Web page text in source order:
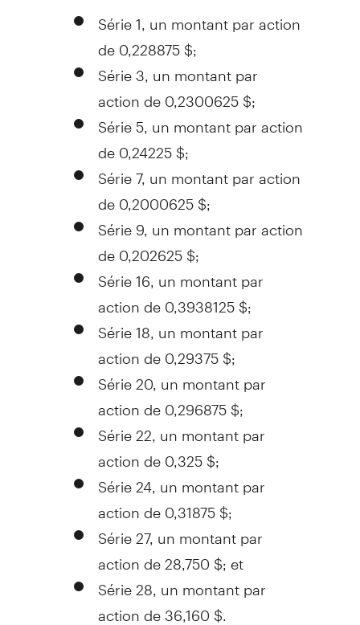
Série 1, un montant par action
de 0,228875 $;
Série 3, un montant par
action de 0,2300625 $;
Série 5, un montant par action
de 0,24225 $;
Série 7, un montant par action
de 0,2000625 $;
Série 9, un montant par action
de 0,202625 $;
Série 16, un montant par
action de 0,3938125 $;
Série 18, un montant par
action de 0,29375 $;
Série 20, un montant par
action de 0,296875 $;
Série 22, un montant par
action de 0,325 $;
Série 24, un montant par
action de 0,31875 $;
Série 27, un montant par
action de 28,750 $; et
Série 28, un montant par
action de 36,160 $.